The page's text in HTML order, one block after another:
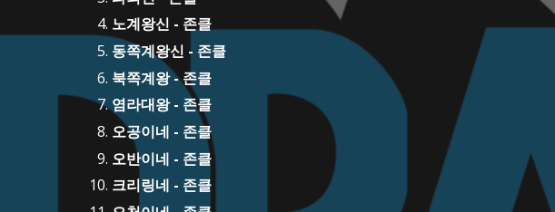
노계왕신 - 존클
동쪽계왕신 - 존클
북쪽계왕 - 존클
염라대왕 - 존클
오공이네 - 존클
오반이네 - 존클
크리링네 - 존클